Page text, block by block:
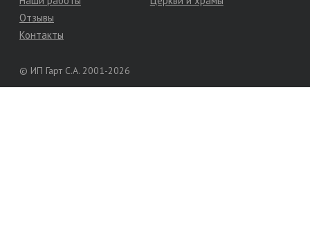
Отзывы
Контакты
© ИП Гарт С.А. 2001-2026